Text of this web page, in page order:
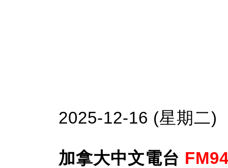
2025-12-16 (星期二)
加拿大中文電台